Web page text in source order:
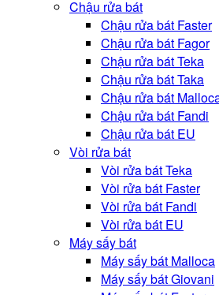
Chậu rửa bát
Chậu rửa bát Faster
Chậu rửa bát Fagor
Chậu rửa bát Teka
Chậu rửa bát Taka
Chậu rửa bát
Chậu rửa bát Fandi
Chậu rửa bát EU
Vòi rửa bát
Vòi rửa bát Teka
Vòi rửa bát Faster
Vòi rửa bát Fandi
Vòi rửa bát EU
Máy sấy bát
Máy sấy bát Malloca
Máy sấy bát Giovani